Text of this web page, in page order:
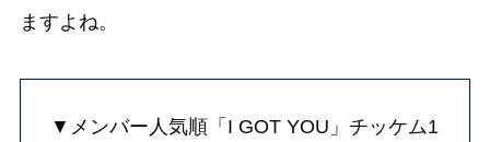
ますよね。
▼メンバー人気順「I GOT YOU」チッケム1